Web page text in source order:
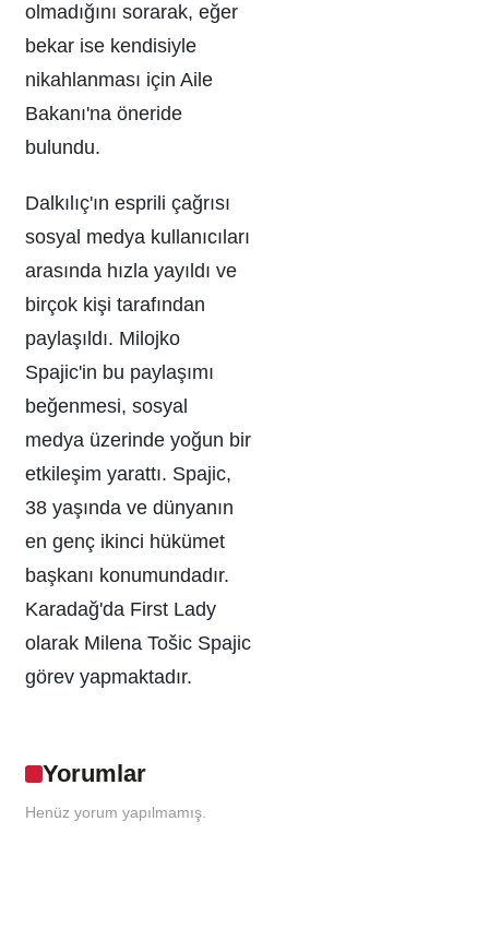
olmadığını sorarak, eğer
bekar ise kendisiyle
nikahlanması için Aile
Bakanı'na öneride
bulundu.
Dalkılıç'ın esprili çağrısı
sosyal medya kullanıcıları
arasında hızla yayıldı ve
birçok kişi tarafından
paylaşıldı. Milojko
Spajic'in bu paylaşımı
beğenmesi, sosyal
medya üzerinde yoğun bir
etkileşim yarattı. Spajic,
38 yaşında ve dünyanın
en genç ikinci hükümet
başkanı konumundadır.
Karadağ'da First Lady
olarak Milena Tošic Spajic
görev yapmaktadır.
Yorumlar
Henüz yorum yapılmamış.